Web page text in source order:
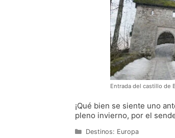
Entrada del castillo de
¡Qué bien se siente uno
pleno invierno, por el
Categorías
Destinos: Europa